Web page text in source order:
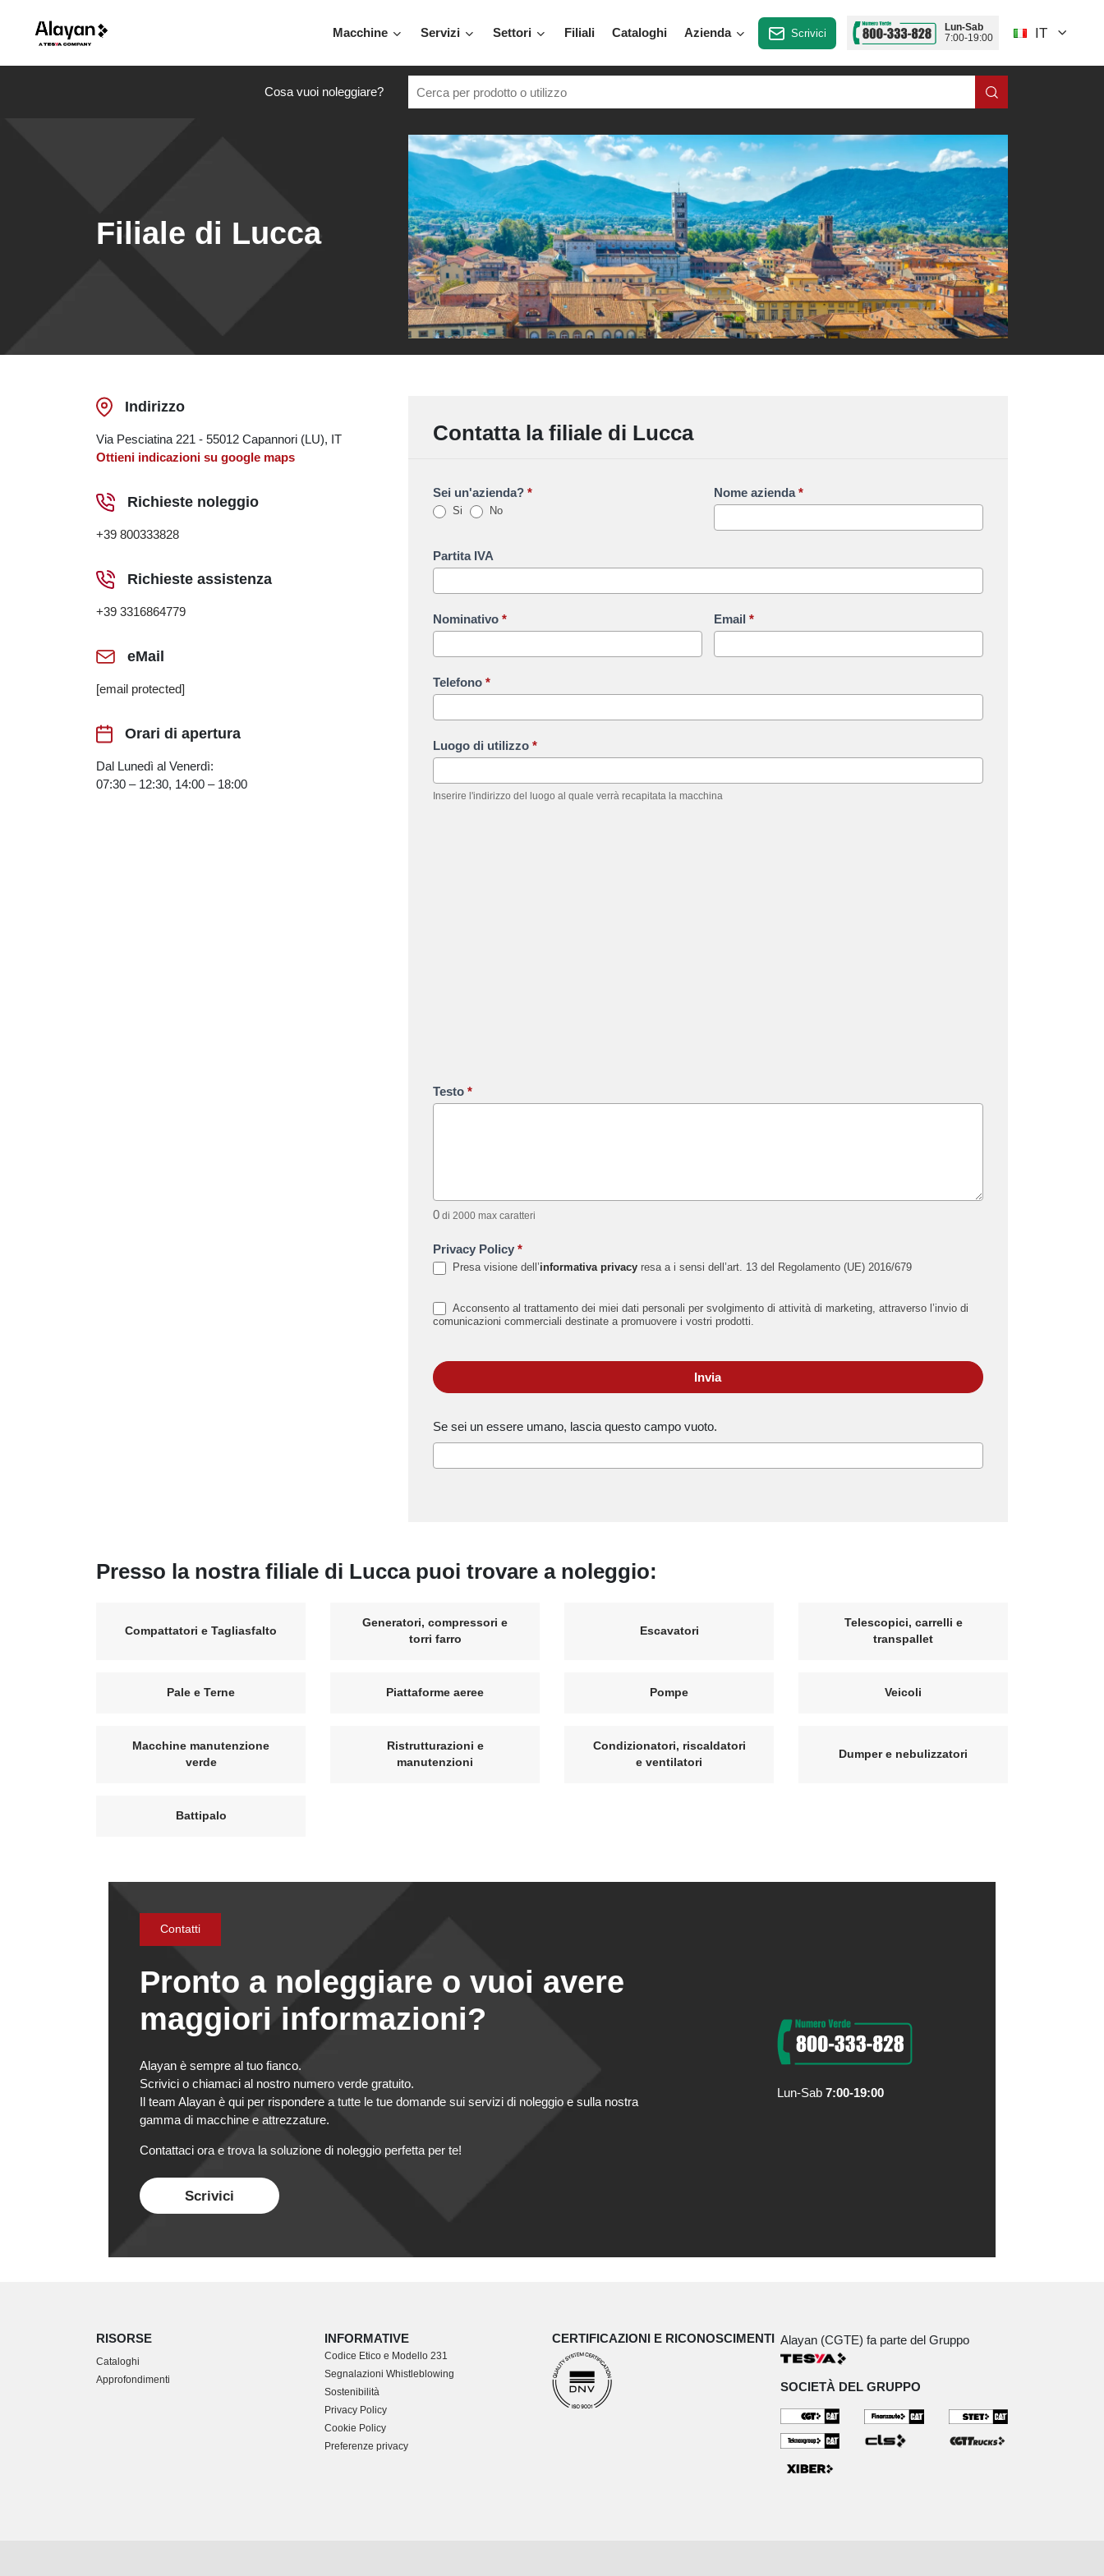
Macchine Servizi Settori Filiali Cataloghi Azienda Scrivici
Lun-Sab
7:00-19:00
IT
Cosa vuoi noleggiare?
Filiale di Lucca
Indirizzo
Via Pesciatina 221 - 55012 Capannori (LU), IT
Ottieni indicazioni su google maps
Richieste noleggio
+39 800333828
Richieste assistenza
+39 3316864779
eMail
[email protected]
Orari di apertura
Dal Lunedì al Venerdì:
07:30 – 12:30, 14:00 – 18:00
Contatta la filiale di Lucca
Sei un'azienda? *
Si No
Nome azienda*
Partita IVA
Nominativo * Email *
Telefono *
Luogo di utilizzo *
Inserire l'indirizzo del luogo al quale verrà recapitata la macchina
Testo *
0 di 2000 max caratteri
Privacy Policy *
Presa visione dell’informativa privacy resa a i sensi dell’art. 13 del Regolamento (UE) 2016/679
Acconsento al trattamento dei miei dati personali per svolgimento di attività di marketing, attraverso l’invio di
comunicazioni commerciali destinate a promuovere i vostri prodotti.
Invia
Se sei un essere umano, lascia questo campo vuoto.
Presso la nostra filiale di Lucca puoi trovare a noleggio:
Compattatori e Tagliasfalto
Generatori, compressori e
torri farro
Escavatori
Telescopici, carrelli e
transpallet
Pale e Terne Piattaforme aeree Pompe Veicoli
Macchine manutenzione
verde
Ristrutturazioni e
manutenzioni
Condizionatori, riscaldatori
e ventilatori
Dumper e nebulizzatori
Battipalo
Contatti
Pronto a noleggiare o vuoi avere
maggiori informazioni?
Alayan è sempre al tuo fianco.
Scrivici o chiamaci al nostro numero verde gratuito.
Il team Alayan è qui per rispondere a tutte le tue domande sui servizi di noleggio e sulla nostra
gamma di macchine e attrezzature.
Contattaci ora e trova la soluzione di noleggio perfetta per te!
Scrivici
Lun-Sab 7:00-19:00
RISORSE
Cataloghi
Approfondimenti
INFORMATIVE
Codice Etico e Modello 231
Segnalazioni Whistleblowing
Sostenibilità
Privacy Policy
Cookie Policy
Preferenze privacy
CERTIFICAZIONI E RICONOSCIMENTI Alayan (CGTE) fa parte del Gruppo
SOCIETÀ DEL GRUPPO